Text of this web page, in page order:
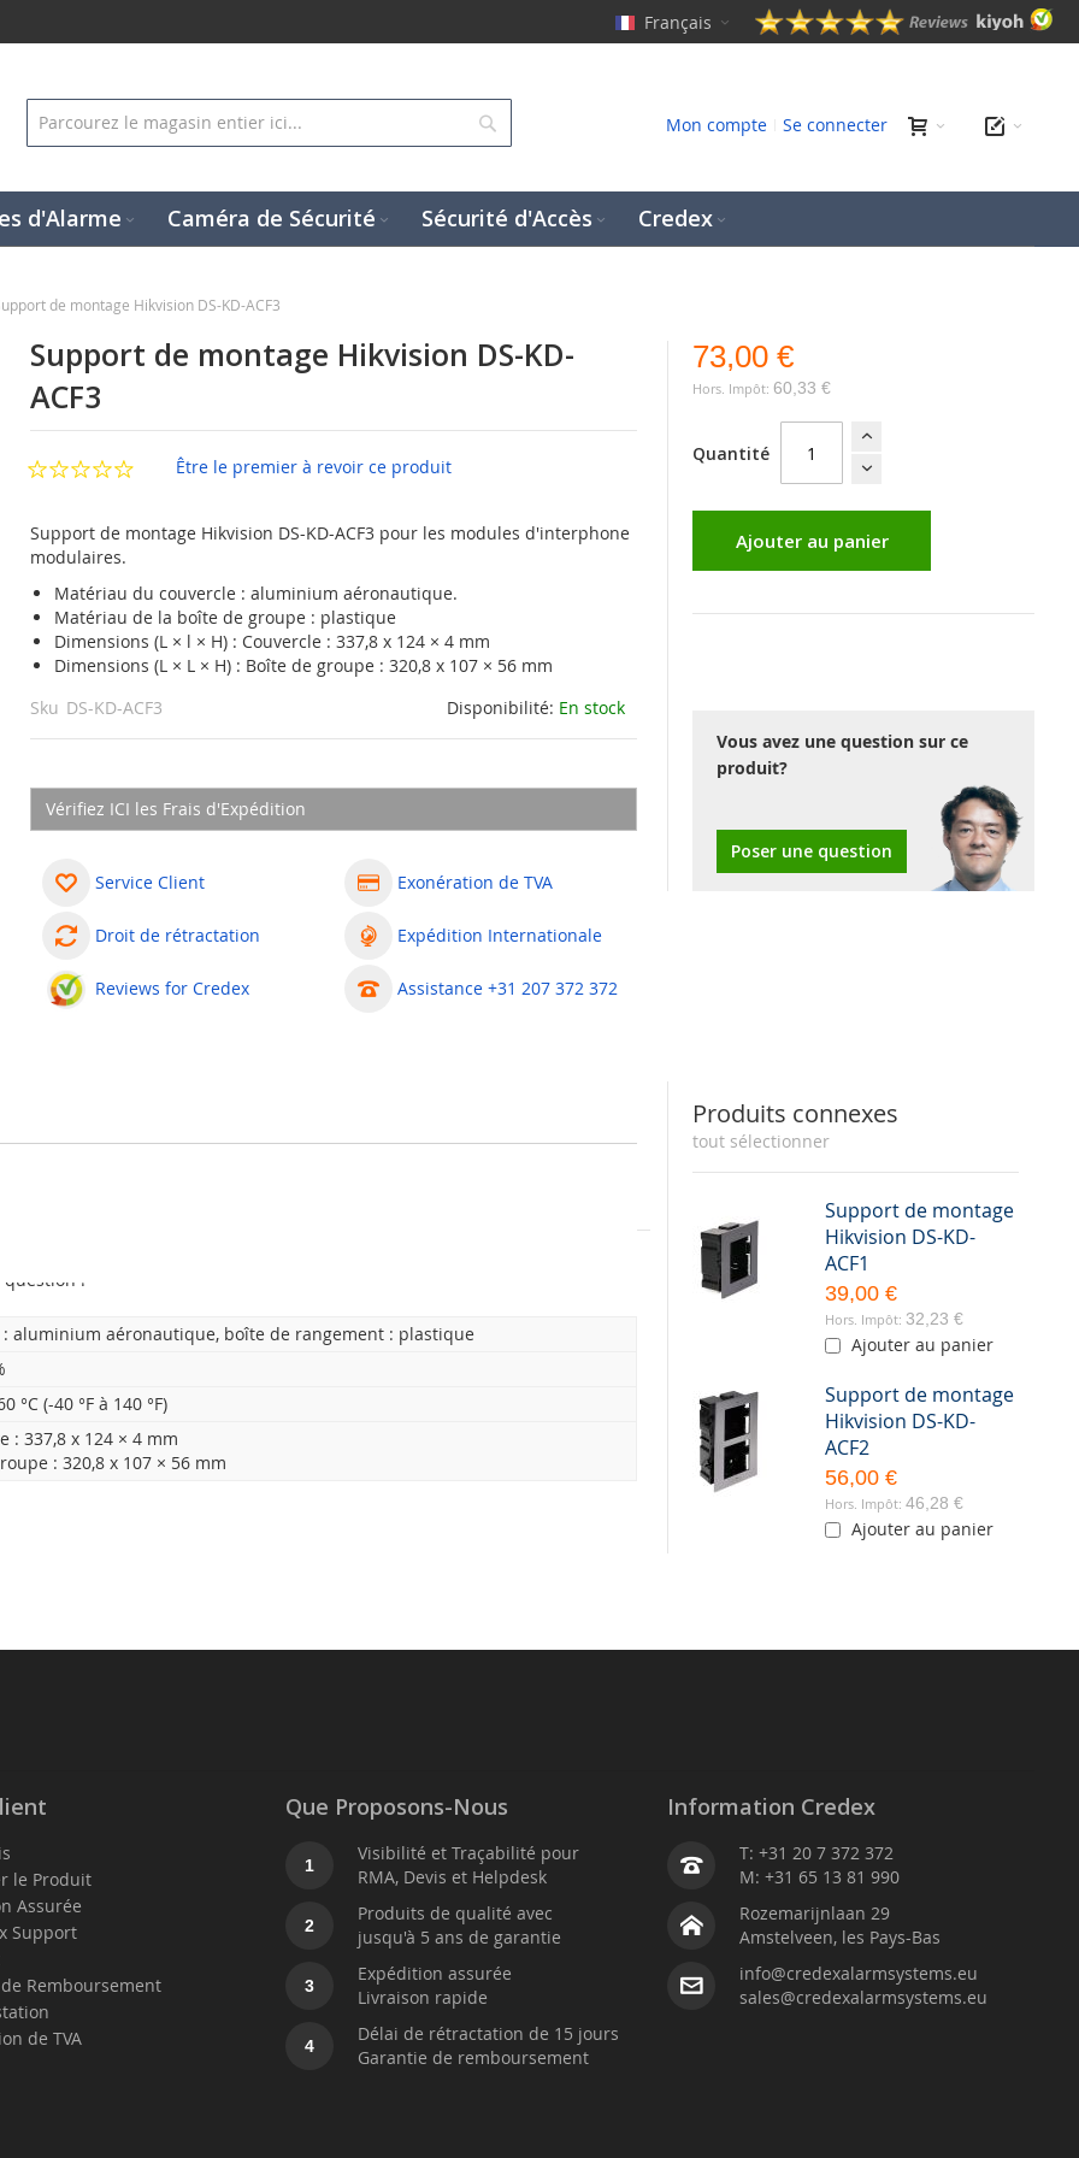
Français
Mon compte Se connecter
d'Alarme Caméra de Sécurité Sécurité d'Accès Credex
de montage Hikvision DS-KD-ACF3
Support de montage Hikvision DS-KD-
ACF3
Être le premier à revoir ce produit
Support de montage Hikvision DS-KD-ACF3 pour les modules d'interphone
modulaires.
Matériau du couvercle : aluminium aéronautique.
Matériau de la boîte de groupe : plastique
Dimensions (L × l × H) : Couvercle : 337,8 x 124 × 4 mm
Dimensions (L × L × H) : Boîte de groupe : 320,8 x 107 × 56 mm
Disponibilité: En stock
Sku DS-KD-ACF3
Vérifiez ICI les Frais d'Expédition
Service Client
Droit de rétractation
Reviews for Credex
Exonération de TVA
Expédition Internationale
Assistance +31 207 372 372
73,00 €
60,33 €
Quantité
Ajouter au panier
Vous avez une question sur ce
produit?
Poser une question
ACF3 pour modules d'interphone
modulaires et à 2 fils.
: aluminium aéronautique, boîte de rangement : plastique
°C (-40 °F à 140 °F)
: 337,8 x 124 × 4 mm
: 320,8 x 107 × 56 mm
!
Produits connexes
tout sélectionner
Support de montage
Hikvision DS-KD-
ACF1
39,00 €
32,23 €
Ajouter au panier
Support de montage
Hikvision DS-KD-
ACF2
56,00 €
46,28 €
Ajouter au panier
le Produit
Assurée
Support
Remboursement
de TVA
Que Proposons-Nous
1
Visibilité et Traçabilité pour
RMA, Devis et Helpdesk
2
Produits de qualité avec
jusqu'à 5 ans de garantie
3
Expédition assurée
Livraison rapide
4
Délai de rétractation de 15 jours
Garantie de remboursement
Information Credex
T: +31 20 7 372 372
M: +31 65 13 81 990
Rozemarijnlaan 29
Amstelveen, les Pays-Bas
info@credexalarmsystems.eu
sales@credexalarmsystems.eu